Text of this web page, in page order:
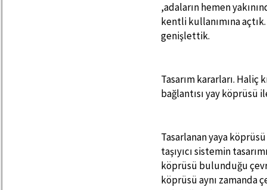
,adaların hemen
kentli kullanımına
genişlettik.
Tasarım kararları. Haliç
bağlantısı yay köprüsü
Tasarlanan yaya
taşıyıcı sistemin
köprüsü bulunduğu
köprüsü aynı zamanda